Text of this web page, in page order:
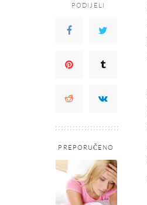
PODIJELI
PREPORUČENO